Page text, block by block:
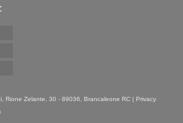
Rione Zelante, 30 - 89036, Brancaleone RC | Privacy